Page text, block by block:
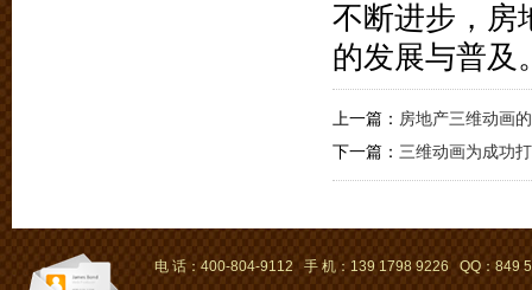
不断进步，房
的发展与普及
上一篇： 房地产三维动画
下一篇： 三维动画为成功
电 话：400-804-9112 手 机：139 1798 9226 QQ：849